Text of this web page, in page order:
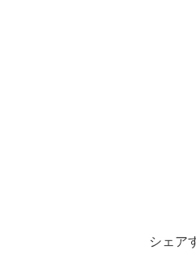
シェア